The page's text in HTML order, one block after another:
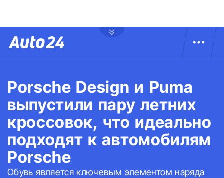
Porsche Design и Puma
выпустили пару летних
кроссовок, что идеально
подходят к автомобилям
Porsche
Обувь является ключевым элементом наряда